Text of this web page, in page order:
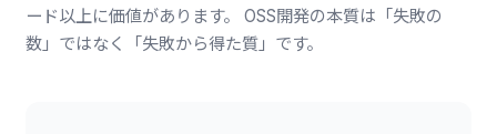
ード以上に価値があります。 OSS開発の本質は「失敗の
数」ではなく「失敗から得た質」です。